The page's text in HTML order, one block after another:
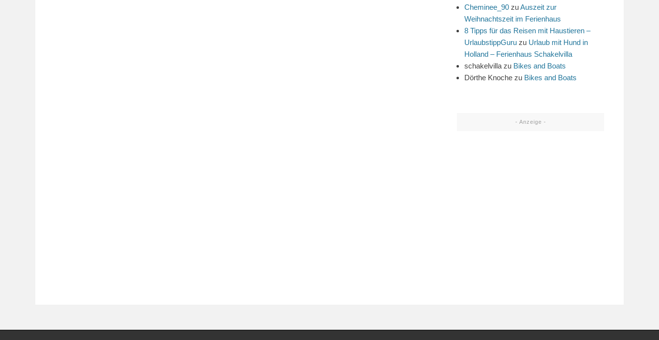
Cheminee_90 zuAuszeit zur
Weihnachtszeit im Ferienhaus
8 Tipps für das Reisen mit Haustieren –
UrlaubstippGuru zu Urlaub mit Hund in
Holland – Ferienhaus Schakelvilla
schakelvilla zu Bikes and Boats
Dörthe Knoche zu Bikes and Boats
- Anzeige -